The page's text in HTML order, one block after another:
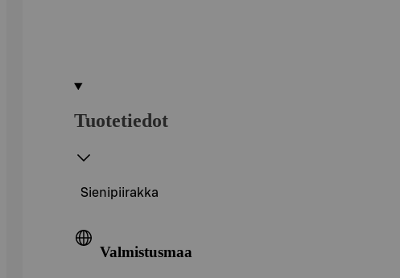
Tuotetiedot
Sienipiirakka
Valmistusmaa